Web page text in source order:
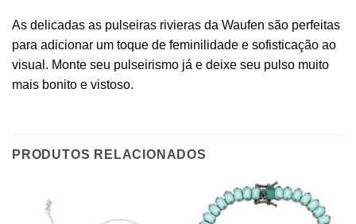
As delicadas as pulseiras rivieras da Waufen são perfeitas
para adicionar um toque de feminilidade e sofisticação ao
visual. Monte seu pulseirismo já e deixe seu pulso muito
mais bonito e vistoso.
PRODUTOS RELACIONADOS